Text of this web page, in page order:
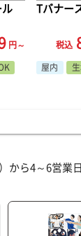
円～
Tバナー
税込
屋内
から4～6営業